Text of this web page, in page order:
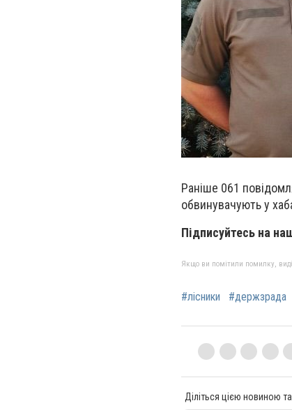
Раніше 061
обвинувачують у
Підписуйтесь на
Якщо ви помітили помилку,
#лісники #держзрада
Діліться цією новиною